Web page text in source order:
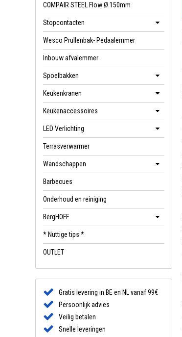
COMPAIR STEEL Flow Ø 150mm
Stopcontacten
Wesco Prullenbak- Pedaalemmer
Inbouw afvalemmer
Spoelbakken
Keukenkranen
Keukenaccessoires
LED Verlichting
Terrasverwarmer
Wandschappen
Barbecues
Onderhoud en reiniging
BergHOFF
* Nuttige tips *
OUTLET
Gratis levering in BE en NL vanaf 99€
Persoonlijk advies
Veilig betalen
Snelle leveringen